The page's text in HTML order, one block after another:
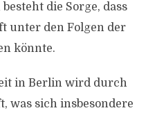
die Sorge, dass
unter den Folgen der
könnte.
in Berlin wird durch
was sich insbesondere